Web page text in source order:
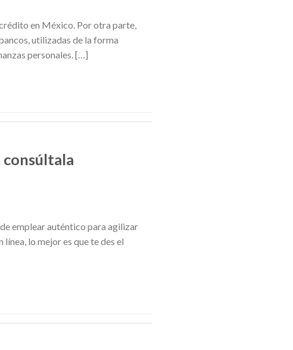
en México. Por otra parte,
utilizadas de la forma
personales. […]
consúltala
emplear auténtico para agilizar
lo mejor es que te des el